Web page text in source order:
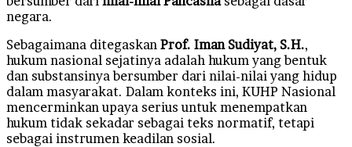
negara.
Sebagaimana ditegaskan Prof. Iman Sudiyat, S.H.,
hukum nasional sejatinya adalah hukum yang bentuk
dan substansinya bersumber dari nilai-nilai yang hidup
dalam masyarakat. Dalam konteks ini, KUHP Nasional
mencerminkan upaya serius untuk menempatkan
hukum tidak sekadar sebagai teks normatif, tetapi
sebagai instrumen keadilan sosial.